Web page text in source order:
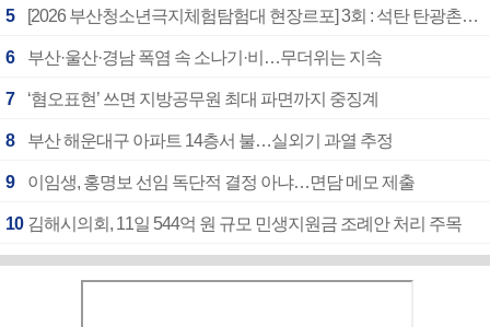
5 [2026 부산청소년극지체험탐험대 현장르포] 3회 : 석탄 탄광촌에서 북극 연구의 중심지로
6 부산·울산·경남 폭염 속 소나기·비…무더위는 지속
7 ‘혐오표현’ 쓰면 지방공무원 최대 파면까지 중징계
8 부산 해운대구 아파트 14층서 불…실외기 과열 추정
9 이임생, 홍명보 선임 독단적 결정 아냐…면담 메모 제출
10 김해시의회, 11일 544억 원 규모 민생지원금 조례안 처리 주목